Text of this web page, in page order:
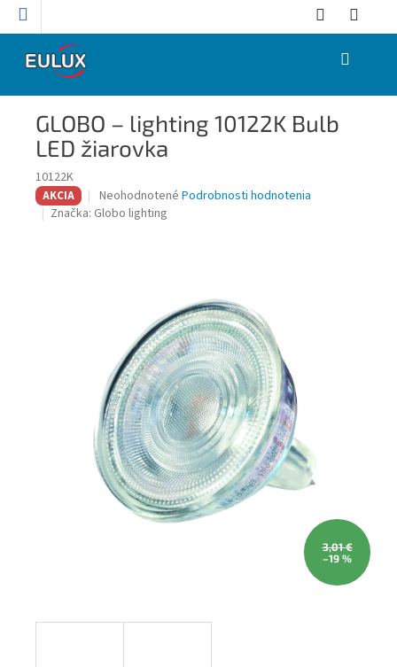
Prejsť
NÁKUPNÝ
GLOBO – lighting 10122K Bulb
LED žiarovka
10122K
AKCIA
Priemerné
hodnotenie
Neohodnotené Podrobnosti hodnotenia
Značka: Globo lighting
3,01 €
–19 %